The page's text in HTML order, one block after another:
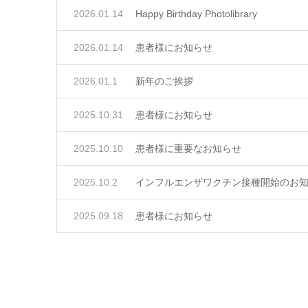
Happy Birthday Photolibrary
2026.01.14
患者様にお知らせ
2026.01.14
新年のご挨拶
2026.01.1
患者様にお知らせ
2025.10.31
患者様に重要なお知らせ
2025.10.10
インフルエンザワクチン接種開始のお
2025.10.2
患者様にお知らせ
2025.09.18